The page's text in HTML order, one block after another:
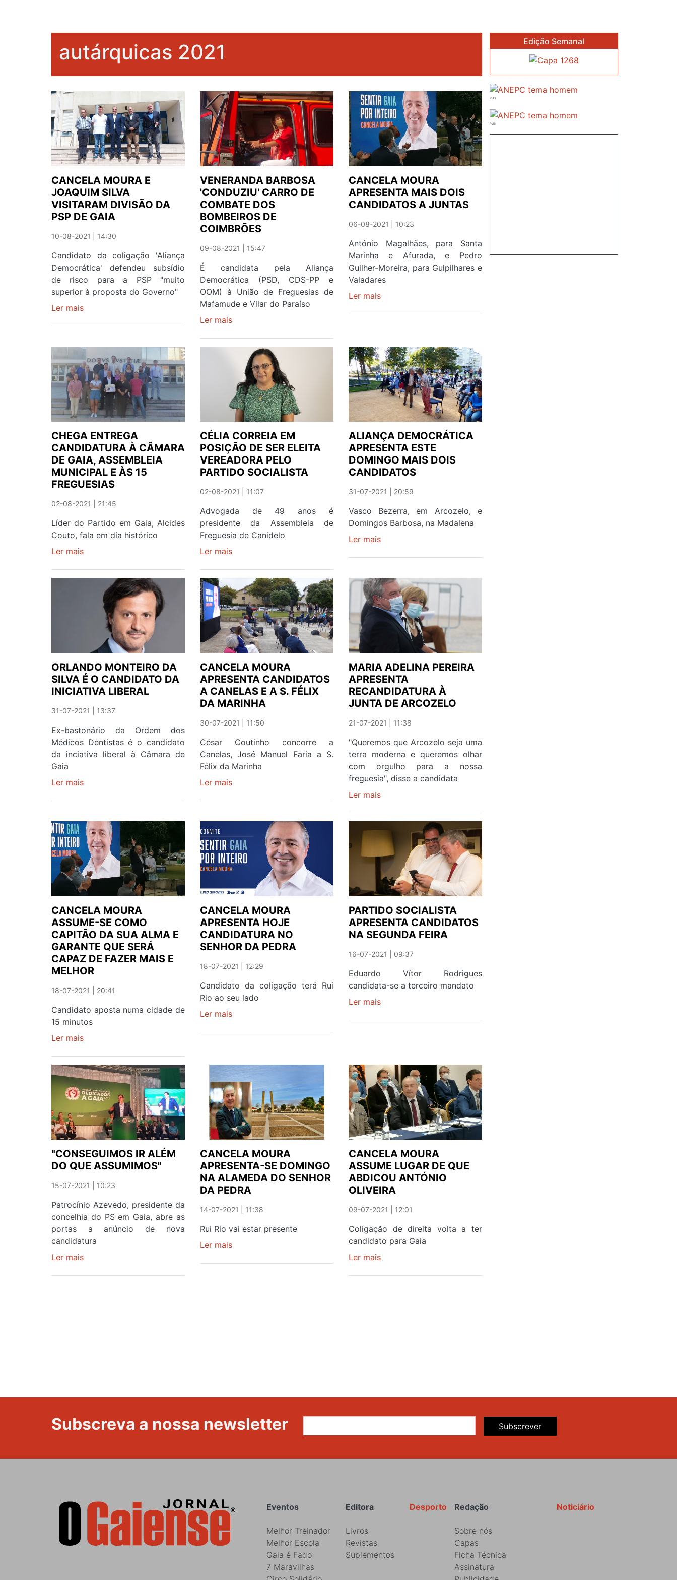
autárquicas 2021
CANCELA MOURA E
JOAQUIM SILVA
VISITARAM DIVISÃO DA
PSP DE GAIA
10-08-2021 | 14:30
Candidato da coligação 'Aliança
Democrática' defendeu subsídio
de risco para a PSP "muito
superior à proposta do Governo"
Ler mais
E
JOAQUIM
SILVA
VISITARAM
DIVISÃO
DA
PSP
GAIA
VENERANDA BARBOSA
'CONDUZIU' CARRO DE
COMBATE DOS
BOMBEIROS DE
COIMBRÕES
09-08-2021 | 15:47
É candidata pela Aliança
Democrática (PSD, CDS-PP e
OOM) à União de Freguesias de
Mafamude e Vilar do Paraíso
Ler maissobre
BARBOSA
'CONDUZIU'
CARRO
DE
COMBATE
DOS
BOMBEIROS
COIMBRÕES
CANCELA MOURA
APRESENTA MAIS DOIS
CANDIDATOS A JUNTAS
06-08-2021 | 10:23
António Magalhães, para Santa
Marinha e Afurada, e Pedro
Guilher-Moreira, para Gulpilhares e
Valadares
Ler maissobre
MAIS
DOIS
CANDIDATOS
A
JUNTAS
CHEGA ENTREGA
CANDIDATURA À CÂMARA
DE GAIA, ASSEMBLEIA
MUNICIPAL E ÀS 15
FREGUESIAS
02-08-2021 | 21:45
Líder do Partido em Gaia, Alcides
Couto, fala em dia histórico
Ler mais
ENTREGA
CANDIDATURA
CÂMARA
ASSEMBLEIA
E
ÀS
15
FREGUESIAS
CÉLIA CORREIA EM
POSIÇÃO DE SER ELEITA
VEREADORA PELO
PARTIDO SOCIALISTA
02-08-2021 | 11:07
Advogada de 49 anos é
presidente da Assembleia de
Freguesia de Canidelo
Ler maissobre
CORREIA
EM
POSIÇÃO
DE
SER
ELEITA
VEREADORA
PARTIDO
SOCIALISTA
ALIANÇA DEMOCRÁTICA
APRESENTA ESTE
DOMINGO MAIS DOIS
CANDIDATOS
31-07-2021 | 20:59
Vasco Bezerra, em Arcozelo, e
Domingos Barbosa, na Madalena
Ler maissobre
APRESENTA
ESTE
DOMINGO
MAIS
DOIS
CANDIDATOS
ORLANDO MONTEIRO DA
SILVA É O CANDIDATO DA
INICIATIVA LIBERAL
31-07-2021 | 13:37
Ex-bastonário da Ordem dos
Médicos Dentistas é o candidato
da inciativa liberal à Câmara de
Gaia
Ler mais
DA
SILVA
É
O
CANDIDATO
DA
INICIATIVA
CANCELA MOURA
APRESENTA CANDIDATOS
A CANELAS E A S. FÉLIX
DA MARINHA
30-07-2021 | 11:50
César Coutinho concorre a
Canelas, José Manuel Faria a S.
Félix da Marinha
Ler maissobre
APRESENTA
CANDIDATOS
A
CANELAS
E
S.
DA
MARINHA
MARIA ADELINA PEREIRA
APRESENTA
RECANDIDATURA À
JUNTA DE ARCOZELO
21-07-2021 | 11:38
"Queremos que Arcozelo seja uma
terra moderna e queremos olhar
com orgulho para a nossa
freguesia", disse a candidata
Ler maissobre
ADELINA
PEREIRA
APRESENTA
RECANDIDATURA
À
JUNTA
DE
CANCELA MOURA
ASSUME-SE COMO
CAPITÃO DA SUA ALMA E
GARANTE QUE SERÁ
CAPAZ DE FAZER MAIS E
MELHOR
18-07-2021 | 20:41
Candidato aposta numa cidade de
15 minutos
Ler mais
MOURA
ASSUME-
SE
COMO
CAPITÃO
DA
SUA
E
GARANTE
QUE
CAPAZ
DE
FAZER
MAIS
CANCELA MOURA
APRESENTA HOJE
CANDIDATURA NO
SENHOR DA PEDRA
18-07-2021 | 12:29
Candidato da coligação terá Rui
Rio ao seu lado
Ler maissobre
HOJE
CANDIDATURA
NO
SENHOR
DA
PEDRA
PARTIDO SOCIALISTA
APRESENTA CANDIDATOS
NA SEGUNDA FEIRA
16-07-2021 | 09:37
Eduardo Vítor Rodrigues
candidata-se a terceiro mandato
Ler maissobre
NA
SEGUNDA
FEIRA
"CONSEGUIMOS IR ALÉM
DO QUE ASSUMIMOS"
15-07-2021 | 10:23
Patrocínio Azevedo, presidente da
concelhia do PS em Gaia, abre as
portas a anúncio de nova
candidatura
Ler mais
CANCELA MOURA
APRESENTA-SE DOMINGO
NA ALAMEDA DO SENHOR
DA PEDRA
14-07-2021 | 11:38
Rui Rio vai estar presente
Ler maissobre
CANCELA MOURA
ASSUME LUGAR DE QUE
ABDICOU ANTÓNIO
OLIVEIRA
09-07-2021 | 12:01
Coligação de direita volta a ter
candidato para Gaia
Ler maissobre
Edição Semanal
Subscreva a nossa newsletter Subscrever
Rodapé Noticiário
Redação
Sobre nós
Capas
Ficha Técnica
Assinatura
Desporto
Editora
Livros
Revistas
Suplementos
Eventos
Melhor Treinador
Melhor Escola
Gaia é Fado
7 Maravilhas